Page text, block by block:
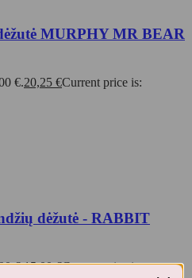
MURPHY MR BEAR
€.20,25 €Current price is:
dėžutė - RABBIT
€.15,00€Current price is: